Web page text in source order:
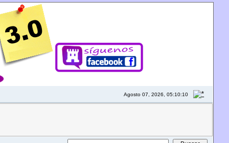
Agosto 07, 2026, 05:10:10